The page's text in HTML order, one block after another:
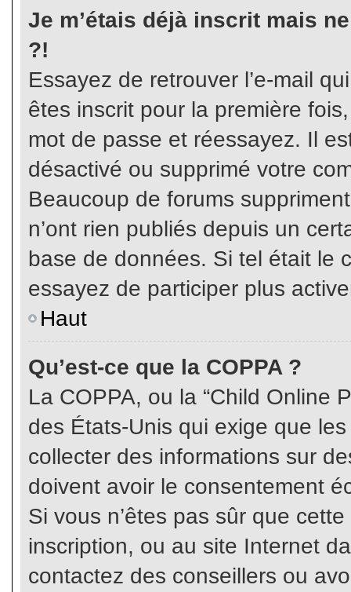
Je m’étais déjà inscrit mais
?!
Essayez de retrouver l’e-mail
êtes inscrit pour la première
mot de passe et réessayez. Il
désactivé ou supprimé votre
Beaucoup de forums
n’ont rien publiés depuis un
base de données. Si tel était le
essayez de participer plus
Haut
Qu’est-ce que la COPPA ?
La COPPA, ou la “Child Online
des États-Unis qui exige que
collecter des informations sur
doivent avoir le consentement
Si vous n’êtes pas sûr que
inscription, ou au site Internet
contactez des conseillers ou